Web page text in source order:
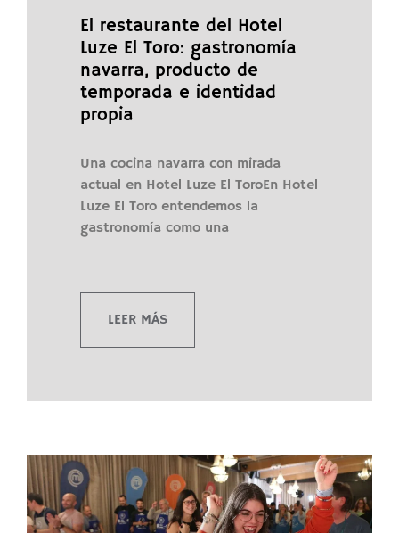
El restaurante del Hotel
Luze El Toro: gastronomía
navarra, producto de
temporada e identidad
propia
Una cocina navarra con mirada
actual en Hotel Luze El ToroEn Hotel
Luze El Toro entendemos la
gastronomía como una
LEER MÁS